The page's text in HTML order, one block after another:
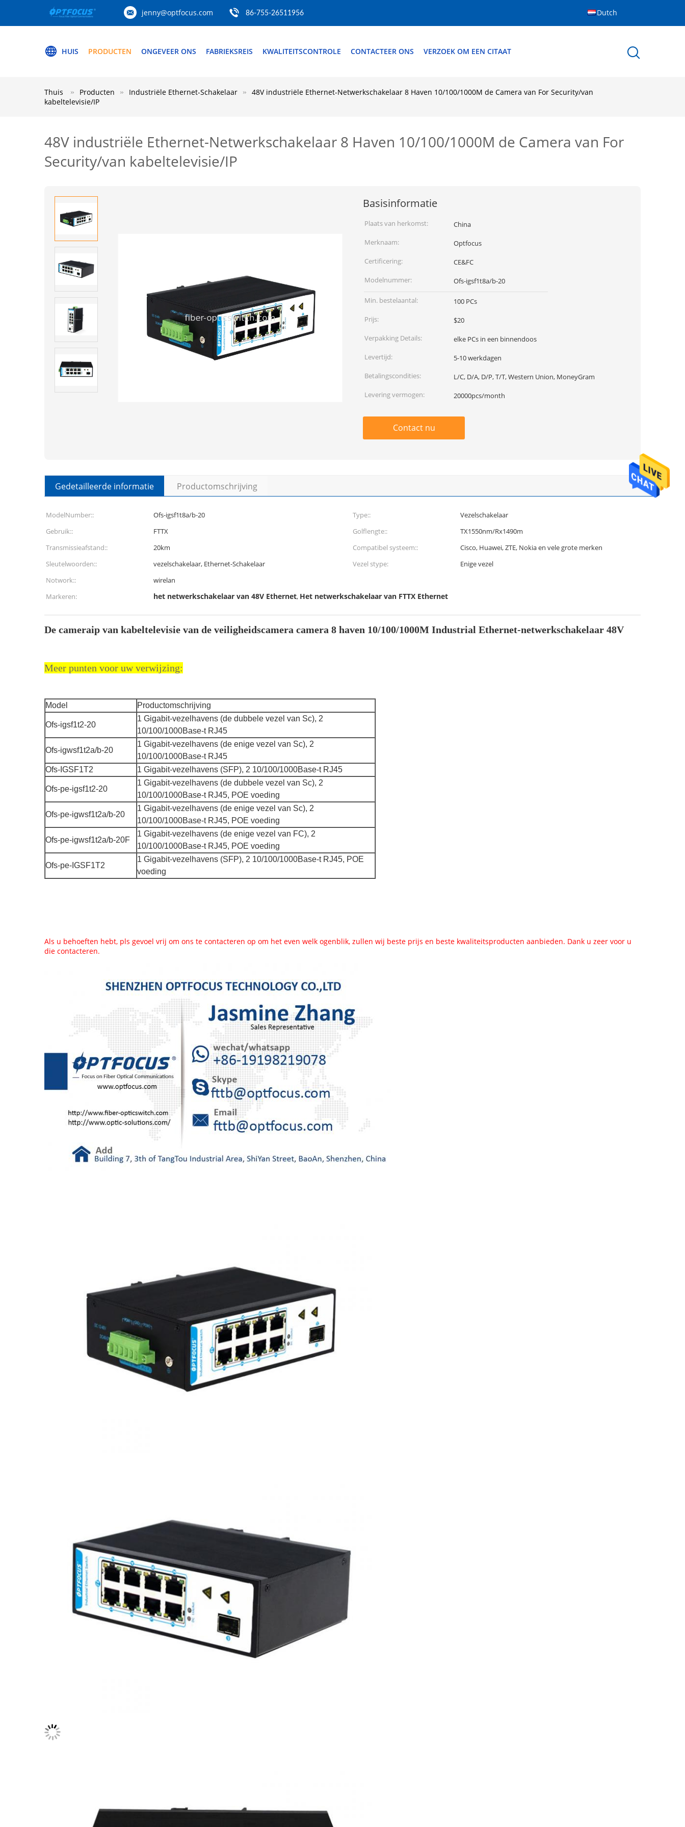
jenny@optfocus.com 86-755-26511956 Dutch
HUIS PRODUCTEN ONGEVEER ONS FABRIEKSREIS KWALITEITSCONTROLE CONTACTEER ONS VERZOEK OM EEN CITAAT
Thuis Producten Industriële Ethernet-Schakelaar
48V industriële Ethernet-Netwerkschakelaar 8 Haven 10/100/1000M de Camera van For Security/van
kabeltelevisie/IP
48V industriële Ethernet-Netwerkschakelaar 8 Haven 10/100/1000M de Camera van For
Security/van kabeltelevisie/IP
Basisinformatie
Plaats van herkomst:
China
Merknaam:
Optfocus
Certificering:
CE&FC
Modelnummer:
Ofs-igsf1t8a/b-20
Min. bestelaantal:
100 PCs
Prijs:
$20
Verpakking Details:
elke PCs in een binnendoos
Levertijd:
5-10 werkdagen
Betalingscondities:
L/C, D/A, D/P, T/T, Western Union, MoneyGram
Levering vermogen:
20000pcs/month
Contact nu
Gedetailleerde informatie Productomschrijving
ModelNumber:: Ofs-igsf1t8a/b-20 Type::
Vezelschakelaar
Gebruik::
FTTX Golflengte::
TX1550nm/Rx1490m
Transmissieafstand::
20km Compatibel systeem::
Cisco, Huawei, ZTE, Nokia en vele grote merken
Sleutelwoorden::
vezelschakelaar, Ethernet-Schakelaar Vezel stype:
Enige vezel
Notwork::
wirelan
Markeren:
het netwerkschakelaar van 48V Ethernet, Het netwerkschakelaar van FTTX Ethernet
De cameraip van kabeltelevisie van de veiligheidscamera camera 8 haven 10/100/1000M Industrial Ethernet-netwerkschakelaar 48V
Meer punten voor uw verwijzing:
Model Productomschrijving
Ofs-igsf1t2-20
1 Gigabit-vezelhavens (de dubbele vezel van Sc), 2
10/100/1000Base-t RJ45
Ofs-igwsf1t2a/b-20
1 Gigabit-vezelhavens (de enige vezel van Sc), 2
10/100/1000Base-t RJ45
Ofs-IGSF1T2
1 Gigabit-vezelhavens (SFP), 2 10/100/1000Base-t RJ45
Ofs-pe-igsf1t2-20
1 Gigabit-vezelhavens (de dubbele vezel van Sc), 2
10/100/1000Base-t RJ45, POE voeding
Ofs-pe-igwsf1t2a/b-20
1 Gigabit-vezelhavens (de enige vezel van Sc), 2
10/100/1000Base-t RJ45, POE voeding
Ofs-pe-igwsf1t2a/b-20F
1 Gigabit-vezelhavens (de enige vezel van FC), 2
10/100/1000Base-t RJ45, POE voeding
Ofs-pe-IGSF1T2
1 Gigabit-vezelhavens (SFP), 2 10/100/1000Base-t RJ45, POE
voeding
Als u behoeften hebt, pls gevoel vrij om ons te contacteren op om het even welk ogenblik, zullen wij beste prijs en beste kwaliteitsproducten aanbieden. Dank u zeer voor u
die contacteren.